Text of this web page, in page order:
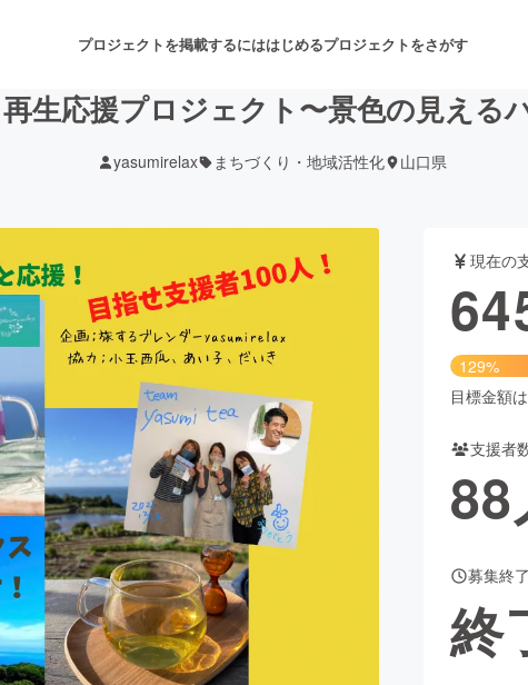
プロジェクトを掲載するにははじめるプロジェクトをさがす
音楽 舞台・パフォーマンス
ゲーム・サービス開発
書籍・雑誌出版
チャレンジ ビューティー・ヘルスケ
CAMPFIRE for Social Good
CAMPFIREふるさと納税
生応援プロジェクト〜景色の見える
yasumirelax まちづくり・地域活性化 山口県
現在の
129%
目標金額
支援者
88
募集終
終